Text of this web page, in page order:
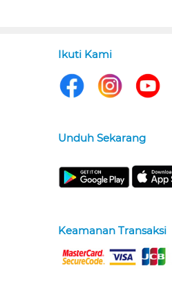
Ikuti Kami
Unduh Sekarang
Keamanan Transaksi